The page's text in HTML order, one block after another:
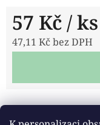
57 Kč / ks
47,11 Kč bez DPH